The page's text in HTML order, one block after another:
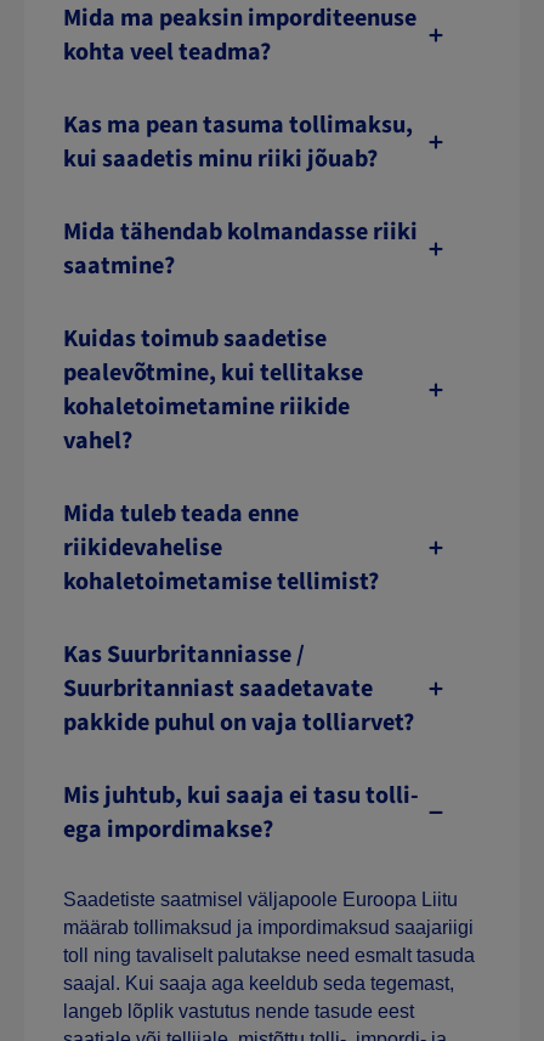
Mida ma peaksin imporditeenuse
kohta veel teadma?
Kas ma pean tasuma tollimaksu,
kui saadetis minu riiki jõuab?
Mida tähendab kolmandasse riiki
saatmine?
Kuidas toimub saadetise
pealevõtmine, kui tellitakse
kohaletoimetamine riikide
vahel?
Mida tuleb teada enne
riikidevahelise
kohaletoimetamise tellimist?
Kas Suurbritanniasse /
Suurbritanniast saadetavate
pakkide puhul on vaja tolliarvet?
Mis juhtub, kui saaja ei tasu tolli-
ega impordimakse?
Saadetiste saatmisel väljapoole Euroopa Liitu
määrab tollimaksud ja impordimaksud saajariigi
toll ning tavaliselt palutakse need esmalt tasuda
saajal. Kui saaja aga keeldub seda tegemast,
langeb lõplik vastutus nende tasude eest